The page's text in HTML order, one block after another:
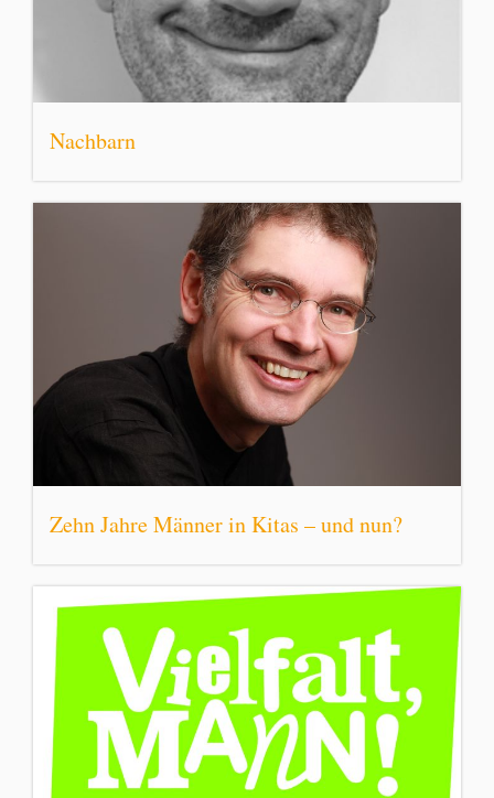
Nachbarn
Zehn Jahre Männer in Kitas – und nun?